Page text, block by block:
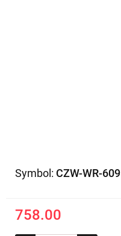
Symbol: CZW-WR-609
758.00